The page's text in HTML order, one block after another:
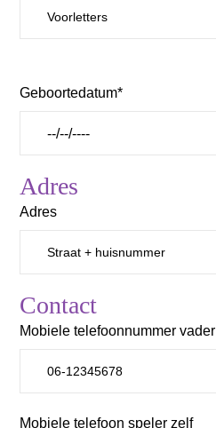
Geboortedatum*
Adres
Adres
Contact
Mobiele telefoonnummer vader
Mobiele telefoon speler zelf